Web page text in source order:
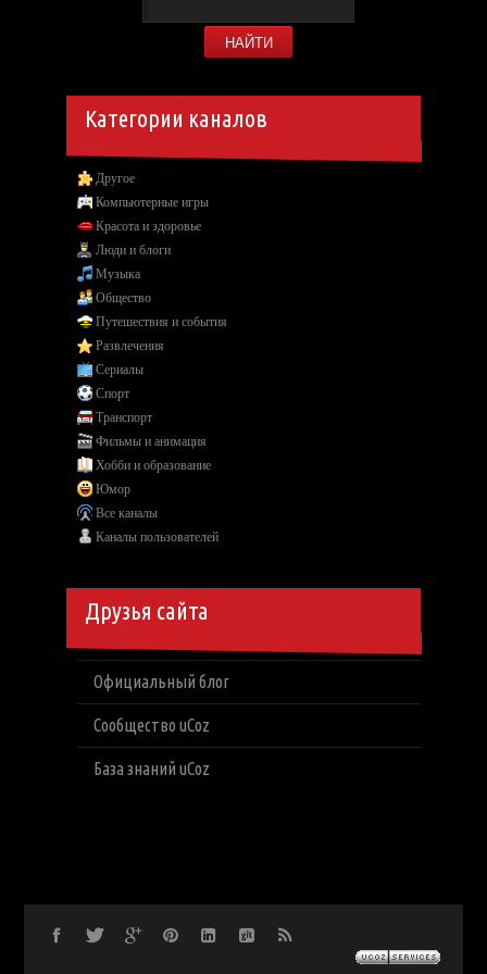
Категории каналов
Другое
Компьютерные игры
Красота и здоровье
Люди и блоги
Музыка
Общество
Путешествия и события
Развлечения
Сериалы
Спорт
Транспорт
Фильмы и анимация
Хобби и образование
Юмор
Все каналы
Каналы пользователей
Друзья сайта
Официальный блог
Сообщество uCoz
База знаний uCoz